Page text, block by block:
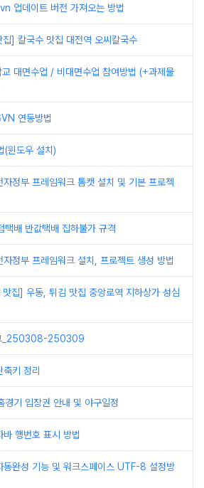
업데이트 버전 가져오는 방법
집] 칼국수 맛집 대전역 오씨칼국수
교 대면수업 / 비대면수업 참여방법 (+과제물
연동방법
(윈도우 설치)
자정부 프레임워크 톰캣 설치 및 기본 프로젝
배 반값택배 집하불가 규격
자정부 프레임워크 설치, 프로젝트 생성 방법
맛집] 우동, 튀김 맛집 중앙로역 지하상가 성심
_250308-250309
키 정리
경기 입장권 안내 및 야구일정
바 행번호 표시 방법
동완성 기능 및 워크스페이스 UTF-8 설정방